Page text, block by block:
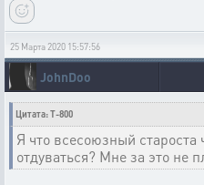
25 Марта 2020 15:57:56
JohnDoo
Цитата: T-800
Я что всесоюзный староста
отдуваться? Мне за это не